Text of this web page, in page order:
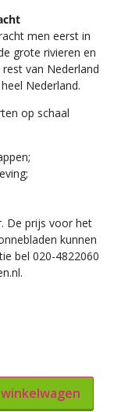
men eerst in
grote rivieren en
van Nederland
Nederland.
op schaal
De prijs voor het
kunnen
bel 020-4822060